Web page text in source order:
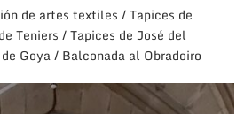
de artes textiles / Tapices de
Teniers / Tapices de José del
Goya / Balconada al Obradoiro